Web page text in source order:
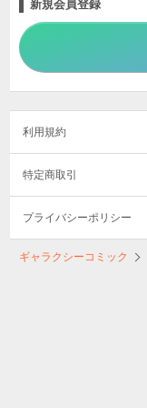
新規会員登録
利用規約
特定商取引
プライバシーポリシー
ギャラクシーコミック